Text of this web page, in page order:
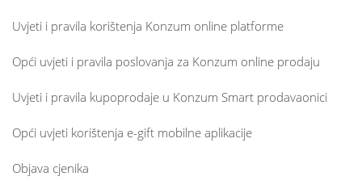
Uvjeti i pravila korištenja Konzum online platforme
Opći uvjeti i pravila poslovanja za Konzum online prodaju
Uvjeti i pravila kupoprodaje u Konzum Smart prodavaonici
Opći uvjeti korištenja e-gift mobilne aplikacije
Objava cjenika